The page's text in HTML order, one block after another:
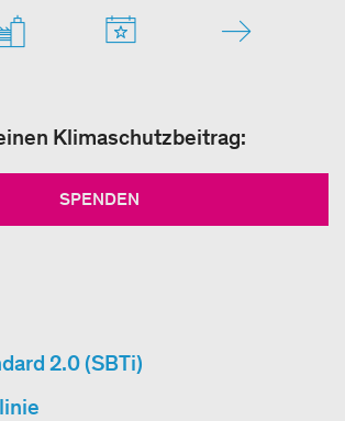
Klimaschutzbeitrag:
SPENDEN
2.0 (SBTi)